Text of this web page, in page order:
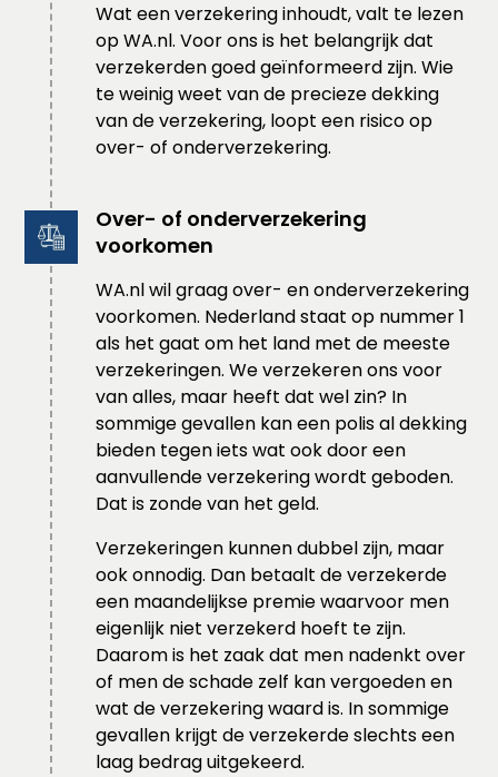
Wat een verzekering inhoudt, valt te lezen
op WA.nl. Voor ons is het belangrijk dat
verzekerden goed geïnformeerd zijn. Wie
te weinig weet van de precieze dekking
van de verzekering, loopt een risico op
over- of onderverzekering.
Over- of onderverzekering
voorkomen
WA.nl wil graag over- en onderverzekering
voorkomen. Nederland staat op nummer 1
als het gaat om het land met de meeste
verzekeringen. We verzekeren ons voor
van alles, maar heeft dat wel zin? In
sommige gevallen kan een polis al dekking
bieden tegen iets wat ook door een
aanvullende verzekering wordt geboden.
Dat is zonde van het geld.
Verzekeringen kunnen dubbel zijn, maar
ook onnodig. Dan betaalt de verzekerde
een maandelijkse premie waarvoor men
eigenlijk niet verzekerd hoeft te zijn.
Daarom is het zaak dat men nadenkt over
of men de schade zelf kan vergoeden en
wat de verzekering waard is. In sommige
gevallen krijgt de verzekerde slechts een
laag bedrag uitgekeerd.